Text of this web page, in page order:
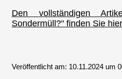
Den vollständigen
Sondermüll?" finden Sie
Veröffentlicht am: 10.11.2024 um